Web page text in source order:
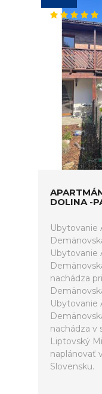
DOLINA -
Ubytovanie
Ubytovanie
nachádza
Ubytovanie
nachádza v
Liptovský
naplánovať
Slovensku.